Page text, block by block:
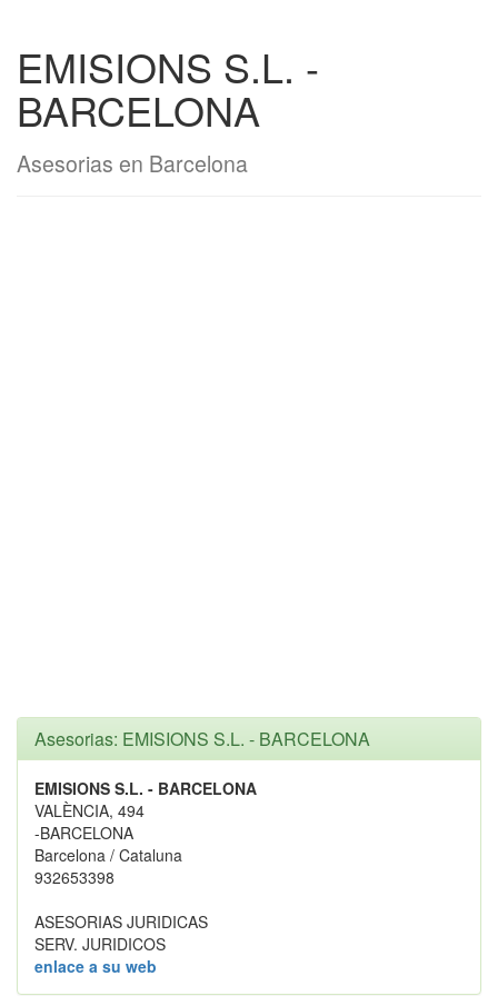
EMISIONS S.L. -
BARCELONA
Asesorias en Barcelona
Asesorias: EMISIONS S.L. - BARCELONA
EMISIONS S.L. - BARCELONA
VALÈNCIA, 494
-BARCELONA
Barcelona / Cataluna
932653398
ASESORIAS JURIDICAS
SERV. JURIDICOS
enlace a su web